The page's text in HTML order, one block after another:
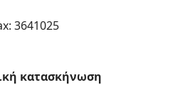
3641025
κατασκήνωση